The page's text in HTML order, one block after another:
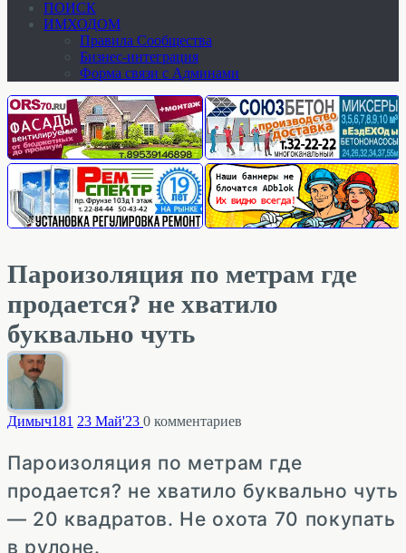
ПОИСК
ИМХОДОМ
Правила Сообщества
Бизнес-интеграция
Форма связи с Админами
Пароизоляция по метрам где
продается? не хватило
буквально чуть
Димыч181 23 Май'23 0 комментариев
Пароизоляция по метрам где
продается? не хватило буквально чуть
— 20 квадратов. Не охота 70 покупать
в рулоне.